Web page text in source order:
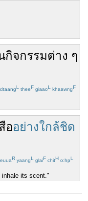
กิจกรรมต่าง ๆ
dtaangL theeF giaaoL khaawngF
ออย่างใกล้ชิด
R yaangL glaiF chitH o:hpL
its scent."